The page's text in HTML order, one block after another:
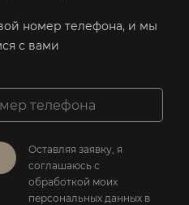
номер телефона, и мы
с вами
Оставляя заявку, я
соглашаюсь с
обработкой моих
персональных данных в